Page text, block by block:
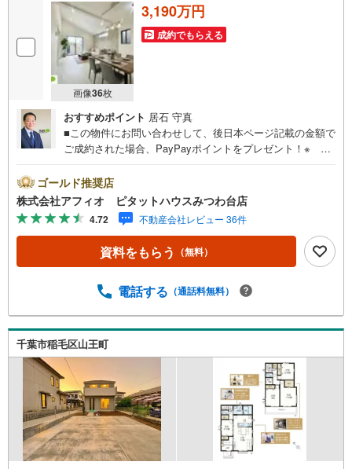
画像36枚
3,190万円
成約でもらえる
おすすめポイント 居石 守真
■この物件にお問い合わせして、後日本ページ記載の金額で
ご成約された場合、PayPayポイントをプレゼント！※ 条
中‥365日ご案内いつでも大歓迎!!■周辺環境充実！お買い
物楽々■生活しやすくコミュニケーションがとりやすい平屋
■LDKゆったり18帖！家族みんなでのんびり寛げます■リビ
ング全体を見渡せるカウンターキッチン■タンスいらずでス
ッキリ片付くウォークインクローゼット■カースペース2台
可・豊富な物件数で、ご希望のお家探しが楽々できま
株式会社アフィオで今すぐ検索‥●お客様の笑顔のため
任せください！● お客様の一生の宝物になるお家探しの、
心強いパートナーになれるよう全力でサポート致します！
ご見学やご相談には迅速にご対応致します！お気軽にお問
合せ下さいませ！
ゴールド推奨店
株式会社アフィオ ピタットハウスみつわ台店
4.72 不動産会社レビュー 36件
資料をもらう （無料）
電話する （通話料無料）
千葉市稲毛区山王町